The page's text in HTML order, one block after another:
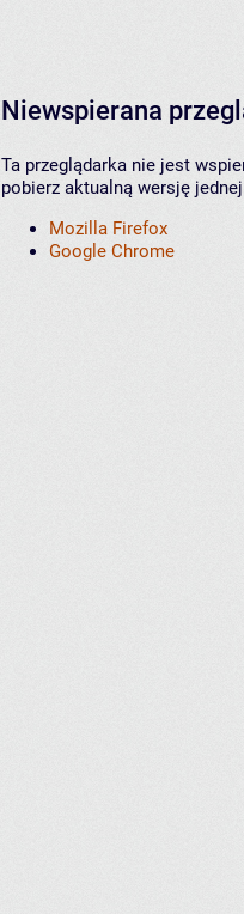
Niewspierana
Ta przeglądarka nie jest
pobierz aktualną wersję
Mozilla Firefox
Google Chrome